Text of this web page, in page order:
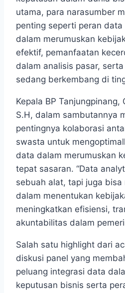
utama, para narasumber
penting seperti peran
dalam merumuskan
efektif, pemanfaatan
dalam analisis pasar,
sedang berkembang di
Kepala BP Tanjungpinang,
S.H, dalam sambutannya
pentingnya kolaborasi
swasta untuk
data dalam merumuskan
tepat sasaran. “Data
sebuah alat, tapi juga
dalam menentukan
meningkatkan efisiensi,
akuntabilitas dalam
Salah satu highlight dari
diskusi panel yang
peluang integrasi data
keputusan bisnis serta